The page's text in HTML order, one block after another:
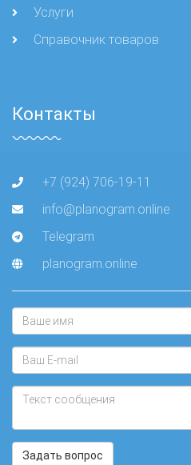
Услуги
Справочник товаров
Контакты
+7 (924) 706-19-11
info@planogram.online
Telegram
planogram.online
Задать вопрос